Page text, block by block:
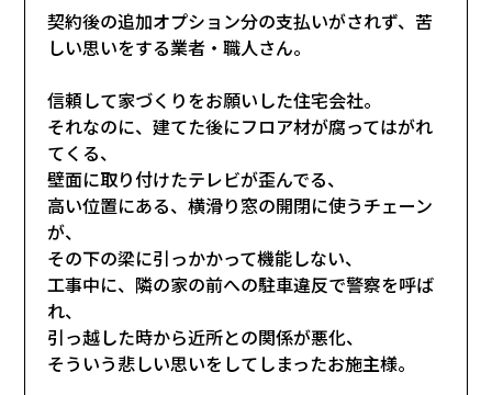
契約後の追加オプション分の支払いがされず、苦
しい思いをする業者・職人さん。
信頼して家づくりをお願いした住宅会社。
それなのに、建てた後にフロア材が腐ってはがれ
てくる、
壁面に取り付けたテレビが歪んでる、
高い位置にある、横滑り窓の開閉に使うチェーン
が、
その下の梁に引っかかって機能しない、
工事中に、隣の家の前への駐車違反で警察を呼ば
れ、
引っ越した時から近所との関係が悪化、
そういう悲しい思いをしてしまったお施主様。